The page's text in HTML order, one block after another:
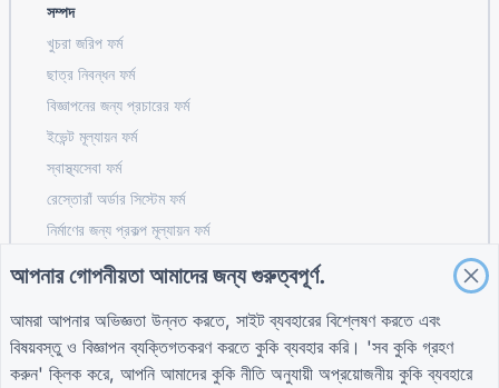
সম্পদ
খুচরা জরিপ ফর্ম
ছাত্র নিবন্ধন ফর্ম
বিজ্ঞাপনের জন্য প্রচারের ফর্ম
ইভেন্ট মূল্যায়ন ফর্ম
স্বাস্থ্যসেবা ফর্ম
রেস্তোরাঁ অর্ডার সিস্টেম ফর্ম
নির্মাণের জন্য প্রকল্প মূল্যায়ন ফর্ম
সরবরাহকারী মূল্যায়ন ফর্ম সরবরাহের জন্য
ইউটিলিটিগুলির জন্য পরিষেবা অনুরোধ ফর্ম
কাস্টমার এনগেজমেন্ট ফর্ম
আপনার গোপনীয়তা আমাদের জন্য গুরুত্বপূর্ণ.
আমরা আপনার অভিজ্ঞতা উন্নত করতে, সাইট ব্যবহারের বিশ্লেষণ করতে এবং
বিষয়বস্তু ও বিজ্ঞাপন ব্যক্তিগতকরণ করতে কুকি ব্যবহার করি। 'সব কুকি গ্রহণ
করুন' ক্লিক করে, আপনি আমাদের কুকি নীতিঅনুযায়ী অপ্রয়োজনীয় কুকি ব্যবহারে